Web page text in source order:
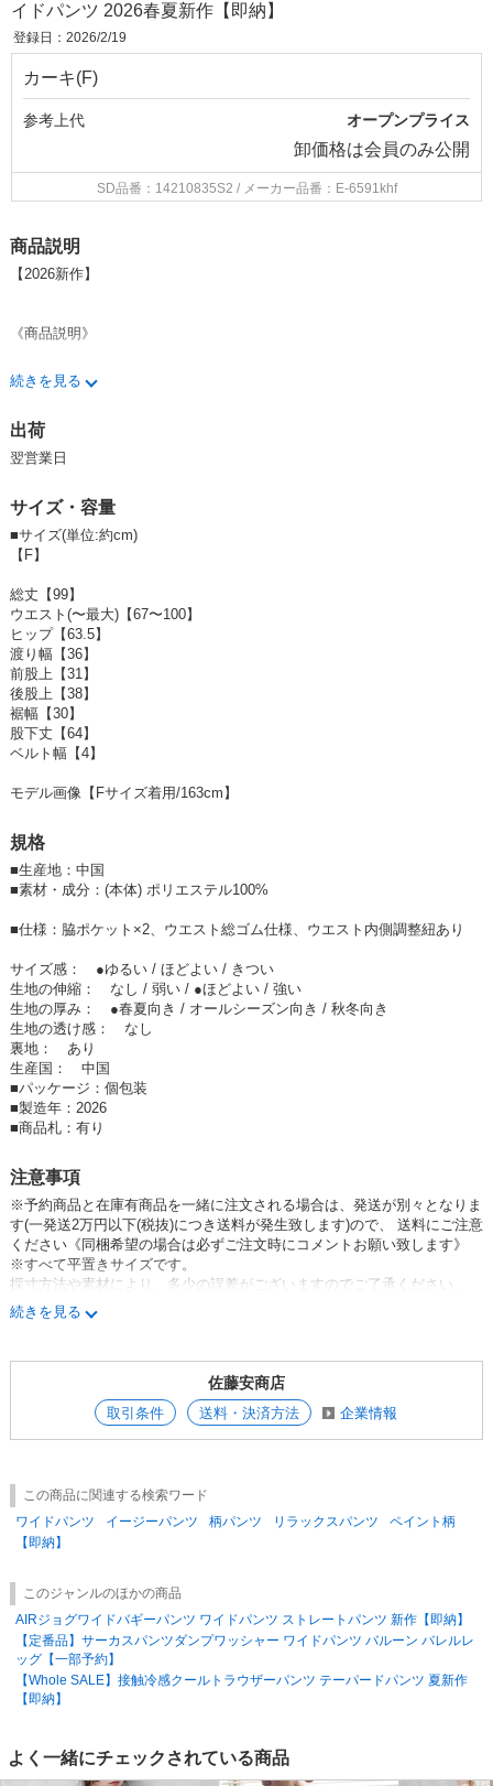
イドパンツ 2026春夏新作【即納】
登録日：2026/2/19
カーキ(F)
参考上代 オープンプライス
卸価格は会員のみ公開
SD品番：14210835S2 / メーカー品番：E-6591khf
商品説明
【2026新作】
《商品説明》
存在感のあるペイント柄が目を引く、
コーディネートの主役になるイージーパンツ。
シンプルなトップスと合わせるだけで、
こなれたスタイリングが完成します。
程よくゆとりのあるシルエットで、
体のラインを拾いにくく、デイリーに着用しやすいデザインです。
軽やかな素材感で、ロングシーズン活躍♪
カジュアルスタイルはもちろん、
きれいめアイテムと合わせたミックスコーデにもおすすめです。
--------------------------------------------------------------
《着用感》164cm(Fサイズ着用)
ウエストはイージー仕様で締め付け感が少なく、
体のラインを拾いにくく、リラックスした穿き心地です。
軽やかな素材感で動きやすく、歩行時ももたつきにくいのがポイント。
アクティブなシーンにもおすすめです。
カラーはベージュ・カーキ・ブラックの3色展開です。
(実物と近いカラーはcolor variation画像を参考にしてください)
【商品のイメージ】 カジュアル、ナチュラル
【着用シーン】 レジャー・旅行・街着・お買い物・ママ会などにお勧め
安心と安全：専門の検品工場で、一品一品検査して合格した商品です。
【 Emma 】(エマ)
「Emma」はドイツ語で「すべてを許容する、大きな」や
「優しい」「宇宙」「全世界の」と いう意味。
30代前半〜40代前半の働くママから全ての女性に応援してあげたい。
Emmaの商品を着ると優しい気持ちや
楽しい気持ちになるそんな商品を企画しています。
・ ・ ・ ・ ・ ・ ・ ・ ・ ・
#ペイント柄イージーパンツ #フレアパンツ #ワイドパンツ #大人フレア
#リラックスパンツ #総柄パンツ #ウエストゴム #ペイント柄 #2026春新作
続きを見る
出荷
翌営業日
サイズ・容量
■サイズ(単位:約cm)
【F】
総丈【99】
ウエスト(〜最大)【67〜100】
ヒップ【63.5】
渡り幅【36】
前股上【31】
後股上【38】
裾幅【30】
股下丈【64】
ベルト幅【4】
モデル画像【Fサイズ着用/163cm】
規格
■生産地：中国
■素材・成分：(本体) ポリエステル100%
■仕様：脇ポケット×2、ウエスト総ゴム仕様、ウエスト内側調整紐あり
サイズ感： ●ゆるい / ほどよい / きつい
生地の伸縮： なし / 弱い / ●ほどよい / 強い
生地の厚み： ●春夏向き / オールシーズン向き / 秋冬向き
生地の透け感： なし
裏地： あり
生産国： 中国
■パッケージ：個包装
■製造年：2026
■商品札：有り
注意事項
※予約商品と在庫有商品を一緒に注文される場合は、発送が別々となりま
す(一発送2万円以下(税抜)につき送料が発生致します)ので、 送料にご注意
ください《同梱希望の場合は必ずご注文時にコメントお願い致します》
※すべて平置きサイズです。
採寸方法や素材により、多少の誤差がございますのでご了承ください。
※取り扱いについては、商品についている品質表示でご確認ください。
※素材感や色合いの表現には個人差があり、環境におり色合いが異なる場
※モデル着用写真は屋外での撮影も含まれることもある為、
実際のカラーと多少異なる場合がございます。
※ご使用のパソコンのモニター環境により、
実物のカラーと異なって見える場合があります。
※色味が異なる等のクレームはお受けできません。
※在庫数量は、他店出品分との共有の為、売り違いが生じる場合がござい
ます。
完売の際はご了承ください。
続きを見る
佐藤安商店
取引条件 送料・決済方法 企業情報
この商品に関連する検索ワード
ワイドパンツ
イージーパンツ 柄パンツ リラックスパンツ
ペイント柄
【即納】
このジャンルのほかの商品
AIRジョグワイドバギーパンツ ワイドパンツ ストレートパンツ 新作【即納】
【定番品】サーカスパンツダンプワッシャー ワイドパンツ バルーン バレルレ
ッグ【一部予約】
【Whole SALE】接触冷感クールトラウザーパンツ テーパードパンツ 夏新作
【即納】
よく一緒にチェックされている商品